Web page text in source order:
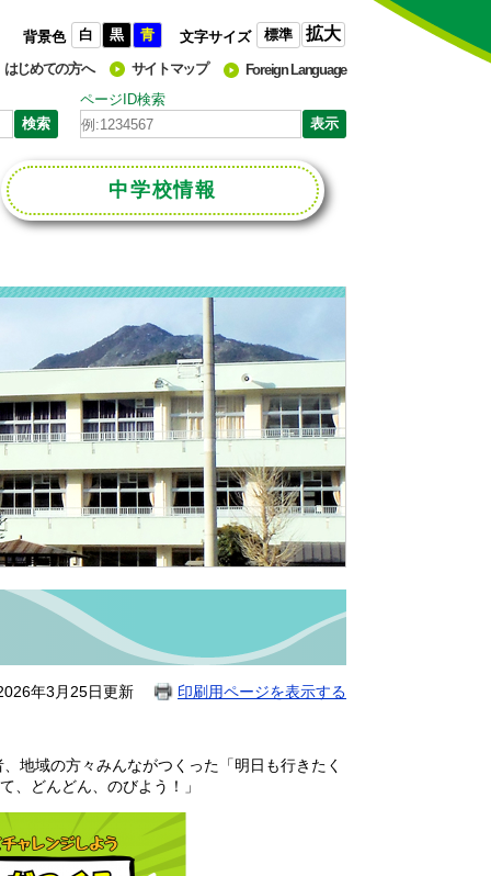
背景色 白 黒 青 文字サイズ 標準 拡大
はじめての方へ サイトマップ
Foreign Language
ページID検索
中学校情報
年3月25日更新 印刷用ページを表示する
地域の方々みんながつくった「明日も行きたく
、どんどん、のびよう！」